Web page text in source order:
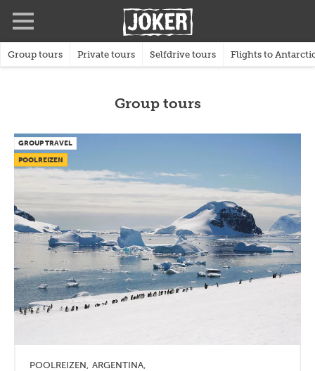
content
Group tours Private tours Selfdrive tours Flights to
Group tours
GROUP TRAVEL
POOLREIZEN
POOLREIZEN ARGENTINA